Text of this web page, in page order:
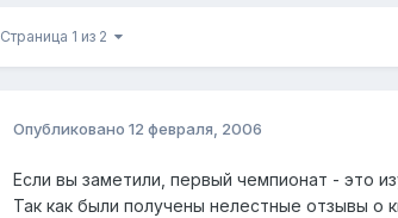
Страница 1 из 2
Опубликовано 12 февраля, 2006
Если вы заметили, первый чемпионат - это
Так как были получены нелестные отзывы о